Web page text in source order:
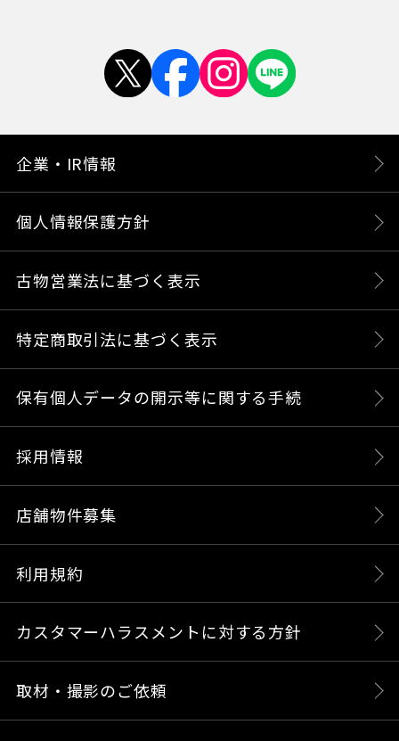
企業・IR情報
個人情報保護方針
古物営業法に基づく表示
特定商取引法に基づく表示
保有個人データの開示等に関する手続
採用情報
店舗物件募集
利用規約
カスタマーハラスメントに対する方針
取材・撮影のご依頼